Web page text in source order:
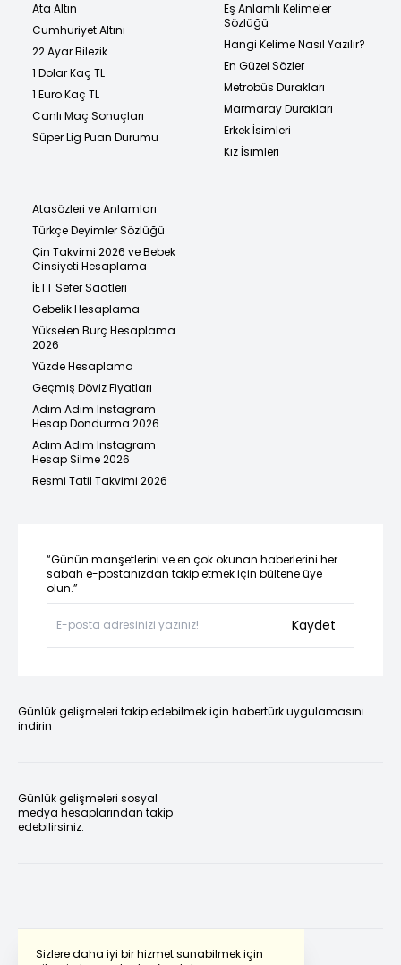
Sizlere daha iyi bir hizmet sunabilmek için
Ata Altın
Cumhuriyet Altını
22 Ayar Bilezik
1 Dolar Kaç TL
1 Euro Kaç TL
Canlı Maç Sonuçları
Süper Lig Puan Durumu
Eş Anlamlı Kelimeler
Sözlüğü
Hangi Kelime Nasıl Yazılır?
En Güzel Sözler
Metrobüs Durakları
Marmaray Durakları
Erkek İsimleri
Kız İsimleri
Atasözleri ve Anlamları
Türkçe Deyimler Sözlüğü
Çin Takvimi 2026 ve Bebek
Cinsiyeti Hesaplama
İETT Sefer Saatleri
Gebelik Hesaplama
Yükselen Burç Hesaplama
2026
Yüzde Hesaplama
Geçmiş Döviz Fiyatları
Adım Adım Instagram
Hesap Dondurma 2026
Adım Adım Instagram
Hesap Silme 2026
Resmi Tatil Takvimi 2026
“Günün manşetlerini ve en çok okunan haberlerini her
sabah e-postanızdan takip etmek için bültene üye
olun.”
Kaydet
Günlük gelişmeleri takip edebilmek için habertürk uygulamasını
indirin
Günlük gelişmeleri sosyal
medya hesaplarından takip
edebilirsiniz.